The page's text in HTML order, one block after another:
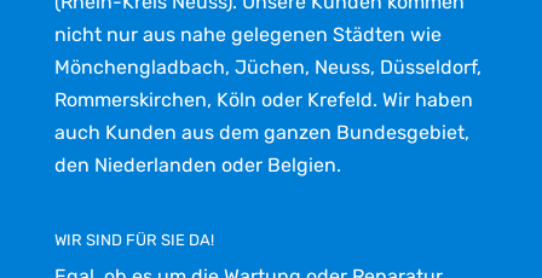
nicht nur aus nahe gelegenen Städten wie
Mönchengladbach, Jüchen, Neuss, Düsseldorf,
Rommerskirchen, Köln oder Krefeld. Wir haben
auch Kunden aus dem ganzen Bundesgebiet,
den Niederlanden oder Belgien.
WIR SIND FÜR SIE DA!